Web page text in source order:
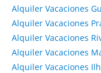
Alquiler Vacaciones
Alquiler Vacaciones
Alquiler Vacaciones
Alquiler Vacaciones
Alquiler Vacaciones